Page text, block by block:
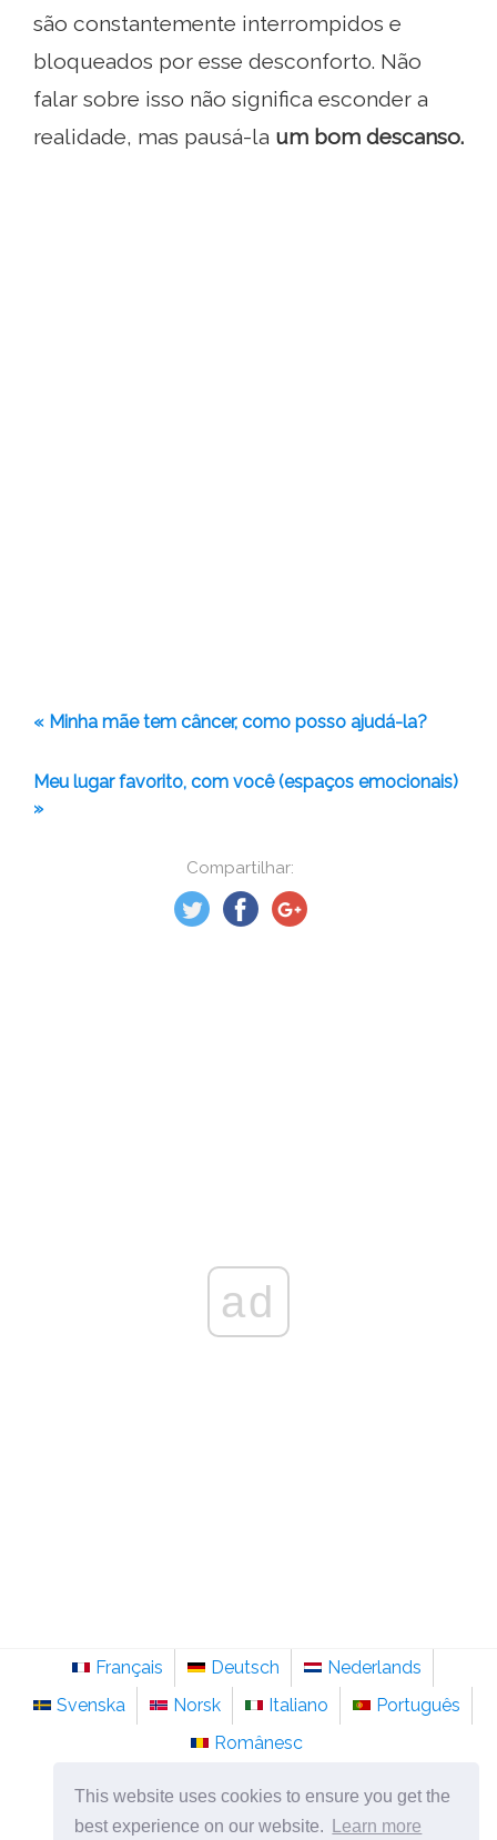
This website uses cookies to ensure you get the
best experience on our website.
Learn more
Compartilhar:
são constantemente interrompidos e
bloqueados por esse desconforto. Não
falar sobre isso não significa esconder a
realidade, mas pausá-la um bom descanso.
« Minha mãe tem câncer, como posso ajudá-la?
Meu lugar favorito, com você (espaços emocionais)
»
ad
Français Deutsch
Nederlands
Svenska
Norsk Italiano
Português
Românesc
©2026pt.sainte-anastasie.org
Psicologia, filosofia e pensamento sobre a vida.